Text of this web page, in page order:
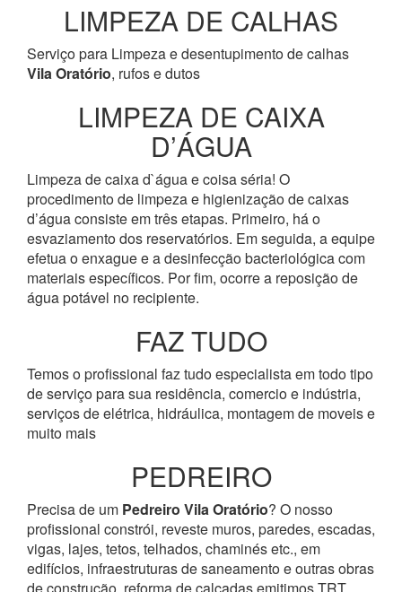
LIMPEZA DE CALHAS
Serviço para Limpeza e desentupimento de calhas
Vila Oratório, rufos e dutos
LIMPEZA DE CAIXA
D’ÁGUA
Limpeza de caixa d`água e coisa séria! O
procedimento de limpeza e higienização de caixas
d’água consiste em três etapas. Primeiro, há o
esvaziamento dos reservatórios. Em seguida, a equipe
efetua o enxague e a desinfecção bacteriológica com
materiais específicos. Por fim, ocorre a reposição de
água potável no recipiente.
FAZ TUDO
Temos o profissional faz tudo especialista em todo tipo
de serviço para sua residência, comercio e indústria,
serviços de elétrica, hidráulica, montagem de moveis e
muito mais
PEDREIRO
Precisa de um Pedreiro Vila Oratório? O nosso
profissional constrói, reveste muros, paredes, escadas,
vigas, lajes, tetos, telhados, chaminés etc., em
edifícios, infraestruturas de saneamento e outras obras